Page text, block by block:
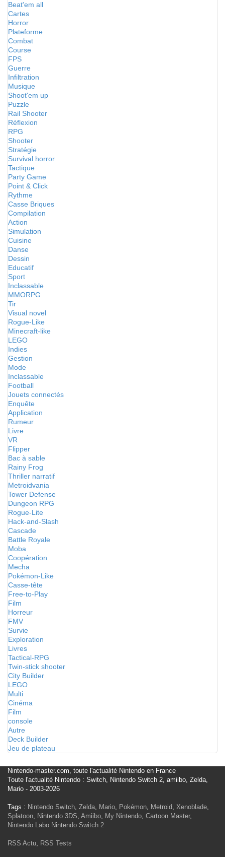
Beat'em all
Cartes
Horror
Plateforme
Combat
Course
FPS
Guerre
Infiltration
Musique
Shoot'em up
Puzzle
Rail Shooter
Réflexion
RPG
Shooter
Stratégie
Survival horror
Tactique
Party Game
Point & Click
Rythme
Casse Briques
Compilation
Action
Simulation
Cuisine
Danse
Dessin
Educatif
Sport
Inclassable
MMORPG
Tir
Visual novel
Rogue-Like
Minecraft-like
LEGO
Indies
Gestion
Mode
Inclassable
Football
Jouets connectés
Enquête
Application
Rumeur
Livre
VR
Flipper
Bac à sable
Rainy Frog
Thriller narratif
Metroidvania
Tower Defense
Dungeon RPG
Rogue-Lite
Hack-and-Slash
Cascade
Battle Royale
Moba
Coopération
Mecha
Pokémon-Like
Casse-tête
Free-to-Play
Film
Horreur
FMV
Survie
Exploration
Livres
Tactical-RPG
Twin-stick shooter
City Builder
LEGO
Multi
Cinéma
Film
console
Autre
Deck Builder
Jeu de plateau
Nintendo-master.com, toute l'actualité Nintendo en France
Toute l'actualité Nintendo : Switch, Nintendo Switch 2, amiibo, Zelda,
Mario - 2003-2026
Tags : Nintendo Switch, Zelda, Mario, Pokémon, Metroid, Xenoblade,
Splatoon, Nintendo 3DS, Amiibo, My Nintendo, Cartoon Master,
Nintendo Labo Nintendo Switch 2
RSS Actu, RSS Tests